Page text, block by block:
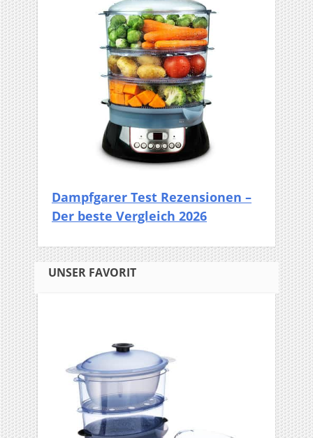
Dampfgarer Test Rezensionen –
Der beste Vergleich 2026
UNSER FAVORIT